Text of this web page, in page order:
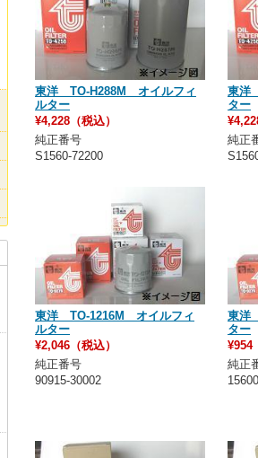
東洋 TO-H288M オイルフィ
ルター
¥4,228（税込）
純正番号
S1560-72200
東洋
ター
純正
東洋 TO-1216M オイルフィ
ルター
¥2,046（税込）
純正番号
90915-30002
東洋
ター
¥954
純正